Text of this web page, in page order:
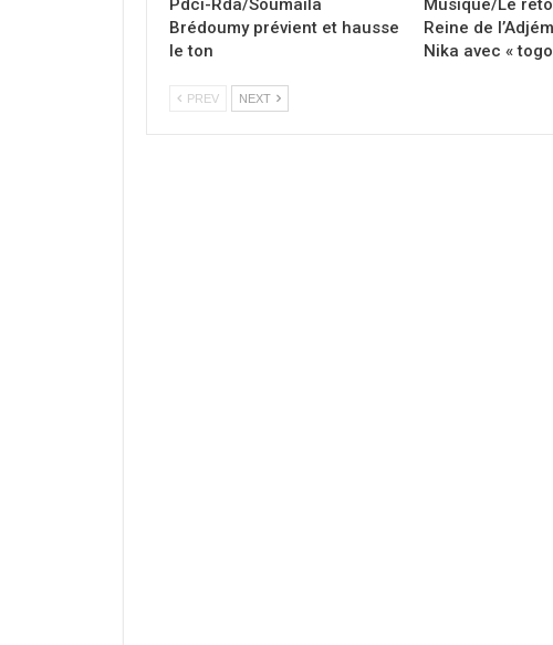
Brédoumy prévient et hausse
le ton
Reine de
Nika avec «
PREV NEXT